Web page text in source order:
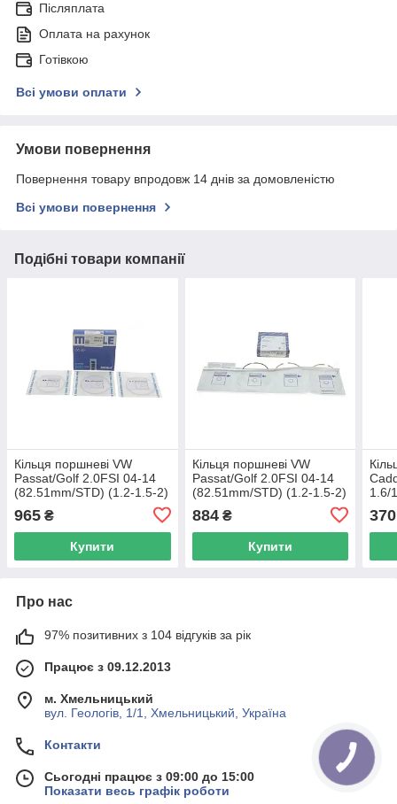
Післяплата
Оплата на рахунок
Готівкою
Всі умови оплати
Умови повернення
Повернення товару впродовж 14 днів за домовленістю
Всі умови повернення
Подібні товари компанії
Кільця поршневі VW
Passat/Golf 2.0FSI 04-14
(82.51mm/STD) (1.2-1.5-2)
965 ₴
Купити
Кільця поршневі VW
Passat/Golf 2.0FSI 04-14
(82.51mm/STD) (1.2-1.5-2)
800073810000 UA62
884₴
Купити
1.6/
370
Про нас
97% позитивних з 104 відгуків за рік
Працює з 09.12.2013
м. Хмельницький
вул. Геологів, 1/1, Хмельницький, Україна
Контакти
Сьогодні працює з 09:00 до 15:00
Показати весь графік роботи